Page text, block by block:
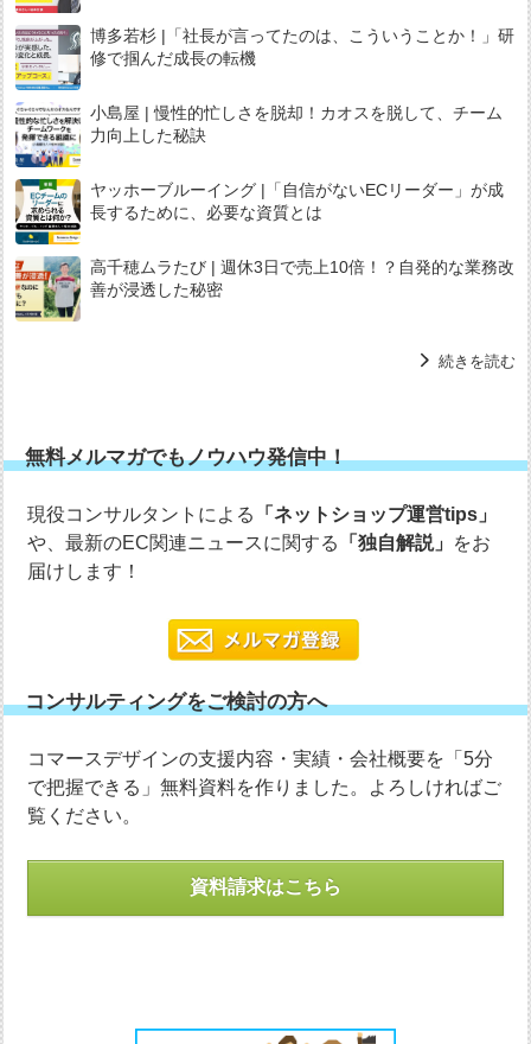
博多若杉 |「社長が言ってたのは、こういうことか！」研
修で掴んだ成長の転機
小島屋 | 慢性的忙しさを脱却！カオスを脱して、チーム
力向上した秘訣
ヤッホーブルーイング |「自信がないECリーダー」が成
長するために、必要な資質とは
高千穂ムラたび | 週休3日で売上10倍！？自発的な業務改
善が浸透した秘密
続きを読む
無料メルマガでもノウハウ発信中！
現役コンサルタントによる
「ネットショップ運営tips」
や、最新のEC関連ニュースに関する
「独自解説」 をお
届けします！
コンサルティングをご検討の方へ
コマースデザインの支援内容・実績・会社概要を「5分
で把握できる」無料資料を作りました。よろしければご
覧ください。
資料請求はこちら